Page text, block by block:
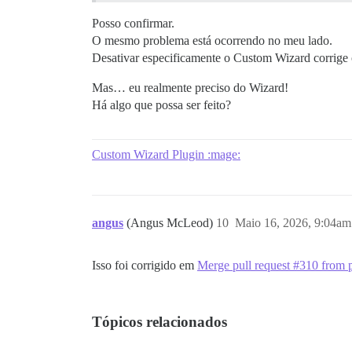
Posso confirmar.
O mesmo problema está ocorrendo no meu lado.
Desativar especificamente o Custom Wizard corrige
Mas… eu realmente preciso do Wizard!
Há algo que possa ser feito?
Custom Wizard Plugin :mage:
angus (Angus McLeod) Maio 16, 2026, 9:04am
10
Isso foi corrigido em Merge pull request #310
Tópicos relacionados